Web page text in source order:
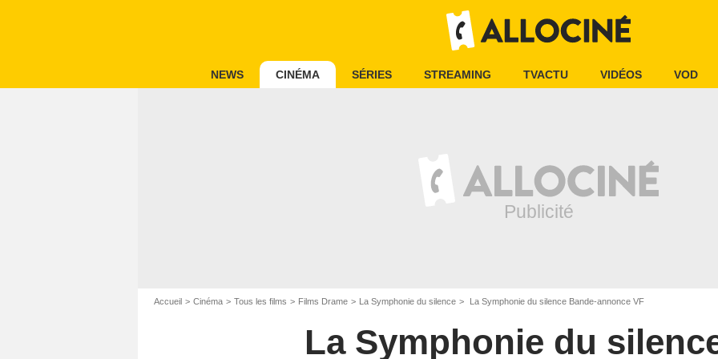
NEWS CINÉMA SÉRIES STREAMING TVACTU VIDÉOS VOD
Accueil Cinéma Tous les films Films Drame La Symphonie du silence La Symphonie du silence Bande-annonce VF
La Symphonie du